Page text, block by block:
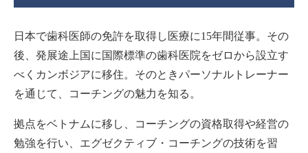
日本で歯科医師の免許を取得し医療に15年間従事。その
後、発展途上国に国際標準の歯科医院をゼロから設立す
べくカンボジアに移住。そのときパーソナルトレーナー
を通じて、コーチングの魅力を知る。
拠点をベトナムに移し、コーチングの資格取得や経営の
勉強を行い、エグゼクティブ・コーチングの技術を習